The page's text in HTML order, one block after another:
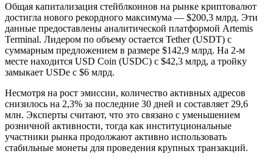
Общая капитализация стейблкоинов на рынке криптовалют
достигла нового рекордного максимума — $200,3 млрд. Эти
данные предоставлены аналитической платформой Artemis
Terminal. Лидером по объему остается Tether (USDT) с
суммарным предложением в размере $142,9 млрд. На 2-м
месте находится USD Coin (USDC) с $42,3 млрд, а тройку
замыкает USDe с $6 млрд.
Несмотря на рост эмиссии, количество активных адресов
снизилось на 2,3% за последние 30 дней и составляет 29,6
млн. Эксперты считают, что это связано с уменьшением
розничной активности, тогда как институциональные
участники рынка продолжают активно использовать
стабильные монеты для проведения крупных транзакций.